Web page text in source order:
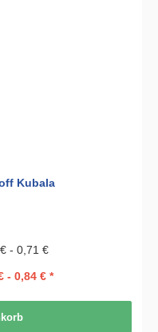
Kubala
- 0,71 €
- 0,84 € *